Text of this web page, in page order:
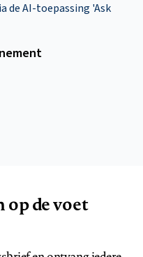
de AI-toepassing 'Ask
de voet